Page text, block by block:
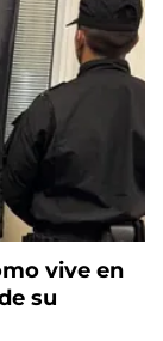
vive en
su